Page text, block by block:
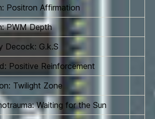
Positron Affirmation
PWM Depth
Decock: G.k.S
Positive Reinforcement
Twilight Zone
Waiting for the Sun